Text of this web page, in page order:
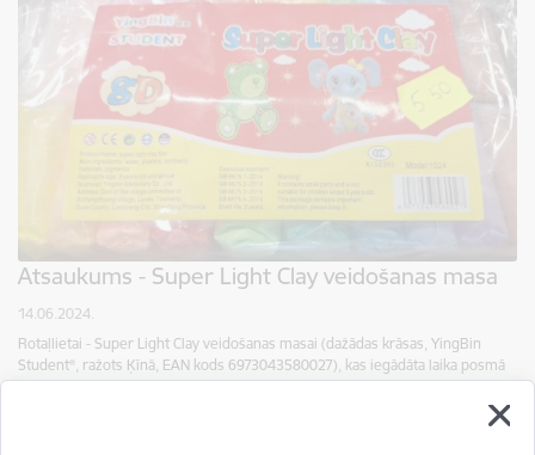
Atsaukums - Super Light Clay veidošanas masa
14.06.2024.
Rotaļlietai - Super Light Clay veidošanas masai (dažādas krāsas, YingBin
Student®, ražots Ķīnā, EAN kods 6973043580027), kas iegādāta laika posmā
no 26.07.2023. līdz 31.04.2024., ir konstatētas…